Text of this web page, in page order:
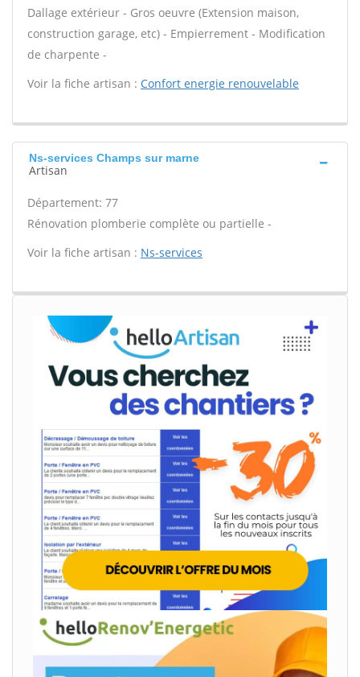
Dallage extérieur - Gros oeuvre (Extension maison,
construction garage, etc) - Empierrement - Modification
de charpente -
Voir la fiche artisan : Confort energie renouvelable
Ns-services Champs sur marne
Artisan
Département: 77
Rénovation plomberie complète ou partielle -
Voir la fiche artisan : Ns-services